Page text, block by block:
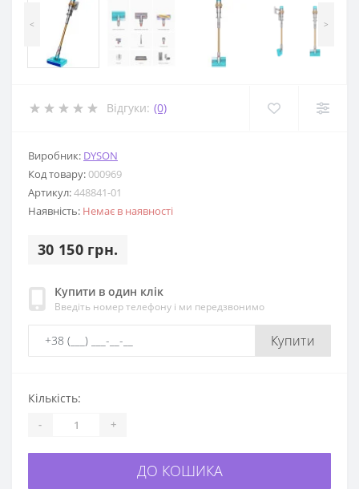
< >
Відгуки: (0)
Виробник: DYSON
Код товару:000969
Артикул:448841-01
Наявність: Немає в наявності
30 150 грн.
Купити в один клік
Введіть номер телефону і ми передзвонимо
Купити
Кількість:
- +
ДО КОШИКА